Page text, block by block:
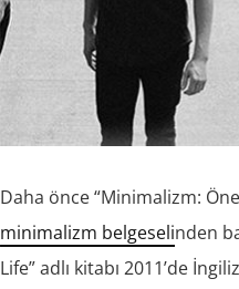
Daha önce “Minimalizm:
minimalizm belgeselinden
Life” adlı kitabı 2011’de